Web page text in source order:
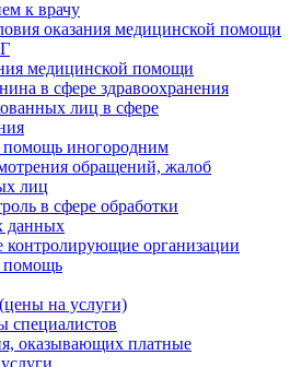
к врачу
оказания медицинской помощи
медицинской помощи
в сфере здравоохранения
лиц в сфере
иногородним
обращений, жалоб
лиц
в сфере обработки
данных
организации
помощь
на услуги)
специалистов
оказывающих платные